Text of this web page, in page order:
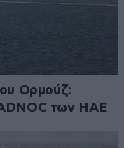
Ορμούζ:
των ΗΑΕ